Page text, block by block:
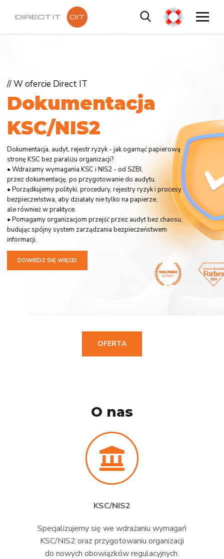
Dokumentacja
KSC/NIS2
Dokumentacja, audyt, rejestr ryzyk - jak ogarnąć papierową
stronę KSC bez paraliżu organizacji?
• Wdrażamy wymagania KSC i NIS2 - od SZBI,
przez dokumentację, po przygotowanie do audytu.
• Porządkujemy polityki, procedury, rejestry ryzyk i procesy
bezpieczeństwa, aby działały nie tylko na papierze,
ale również w praktyce.
• Pomagamy organizacjom przejść przez audyt bez chaosu,
budując spójny system zarządzania bezpieczeństwem
informacji.
// W ofercie Direct IT
DOWIEDZ SIĘ WIĘCEJ
OFERTA
O nas
KSC/NIS2
Specjalizujemy się we wdrażaniu wymagań
KSC/NIS2 oraz przygotowaniu organizacji
do nowych obowiązków regulacyjnych.